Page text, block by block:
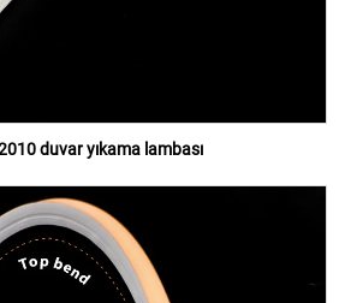
duvar yıkama lambası